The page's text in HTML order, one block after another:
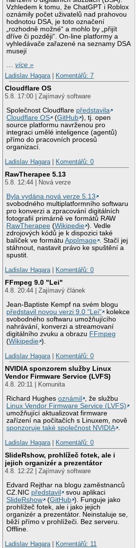
Vzhledem k tomu, že ChatGPT i Roblox
oznámily počet uživatelů nad prahovou
hodnotou DSA, je toto označení
„rozhodně možné“ a mohlo by „přijít
dříve či později“. On-line platformy a
vyhledávače zařazené na seznamy DSA
musejí
…více »
Ladislav Hagara
Komentářů: 7
Cloudflare OS
5.8. 17:00 | Zajímavý software
Společnost Cloudflare představila
Cloudflare OS
(GitHub ), tj. open
source platformu navrženou pro
integraci umělé inteligence (agentů)
přímo do pracovních procesů
organizací.
Ladislav Hagara
Komentářů: 0
RawTherapee 5.13
5.8. 12:44 | Nová verze
Byla vydána nová verze 5.13
svobodného multiplatformního softwaru
pro konverzi a zpracování digitálních
fotografií primárně ve formátů RAW
RawTherapee (Wikipedie ). Vedle
zdrojových kódů je k dispozici také
balíček ve formátuAppImage . Stačí jej
stáhnout, nastavit právo ke spuštění a
spustit.
Ladislav Hagara
Komentářů: 0
FFmpeg 9.0 "Lei"
4.8. 20:44 | Zajímavý článek
Jean-Baptiste Kempf na svém blogu
představil novou verzi 9.0 "Lei"
kolekce
svobodného softwaru umožňujícího
nahrávání, konverzi a streamovaní
digitálního zvuku a obrazu FFmpeg
(Wikipedie ).
Ladislav Hagara | Komentářů: 0
NVIDIA sponzorem služby Linux
Vendor Firmware Service (LVFS)
4.8. 20:11 | Komunita
Richard Hughesoznámil
, že službu
Linux Vendor Firmware Service (LVFS)
umožňující aktualizovat firmware
zařízení na počítačích s Linuxem, nově
sponzoruje také společnost NVIDIA .
Ladislav Hagara | Komentářů: 0
SlideRshow, prohlížeč fotek, ale i
jejich organizér a prezentátor
4.8. 12:22 | Zajímavý software
Edvard Rejthar na blogu zaměstnanců
CZ.NIC představil
svou aplikaci
SlideRshow
(GitHub ). Funguje jako
prohlížeč fotek, ale i jako jejich
organizér a prezentátor. Neinstaluje se,
běží přímo v prohlížeči. Bez serveru.
Offline.
Ladislav Hagara | Komentářů: 11